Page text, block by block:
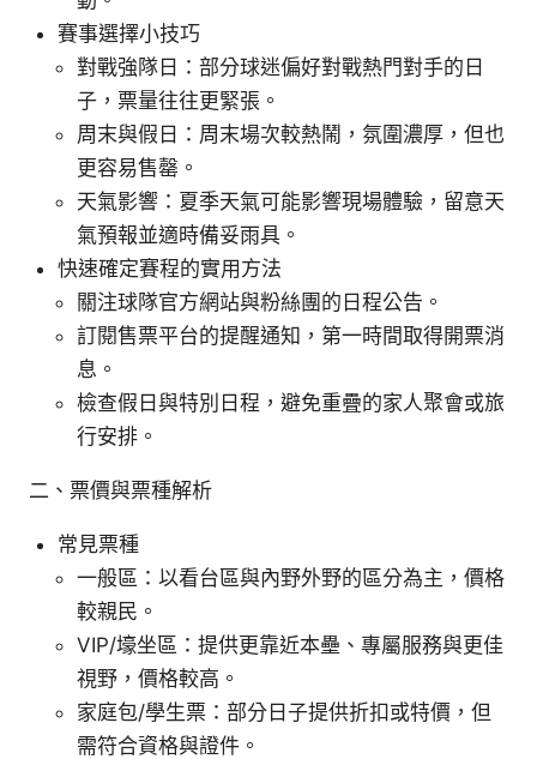
賽事選擇小技巧
對戰強隊日：部分球迷偏好對戰熱門對手的日
子，票量往往更緊張。
周末與假日：周末場次較熱鬧，氛圍濃厚，但也
更容易售罄。
天氣影響：夏季天氣可能影響現場體驗，留意天
氣預報並適時備妥雨具。
快速確定賽程的實用方法
關注球隊官方網站與粉絲團的日程公告。
訂閱售票平台的提醒通知，第一時間取得開票消
息。
檢查假日與特別日程，避免重疊的家人聚會或旅
行安排。
二、票價與票種解析
常見票種
一般區：以看台區與內野外野的區分為主，價格
較親民。
VIP/壕坐區：提供更靠近本壘、專屬服務與更佳
視野，價格較高。
家庭包/學生票：部分日子提供折扣或特價，但
需符合資格與證件。